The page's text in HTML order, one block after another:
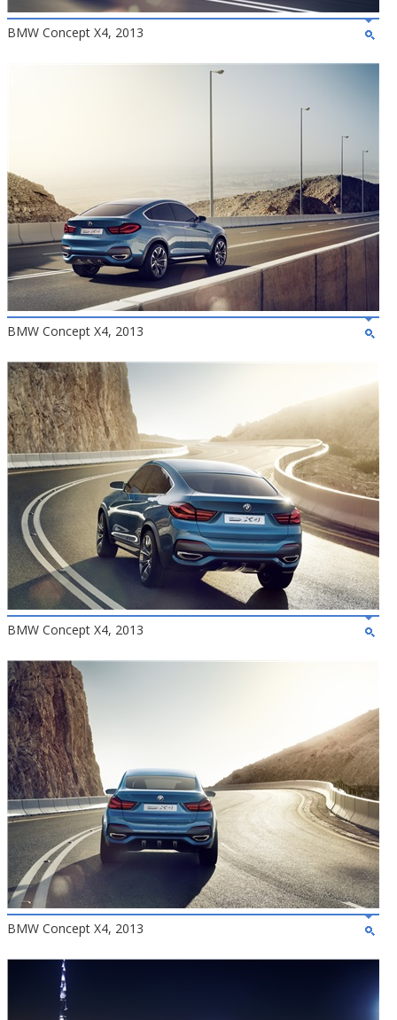
BMW Concept X4, 2013
BMW Concept X4, 2013
BMW Concept X4, 2013
BMW Concept X4, 2013